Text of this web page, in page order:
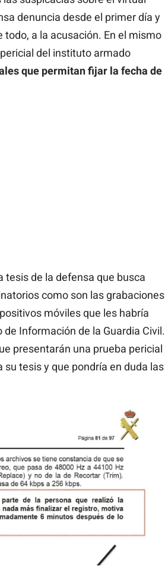
denuncia desde el primer día y
a la acusación. En el mismo
del instituto armado
que permitan fijar la fecha de
tesis de la defensa que busca
como son las grabaciones
móviles que les habría
Información de la Guardia Civil.
presentarán una prueba pericial
tesis y que pondría en duda las